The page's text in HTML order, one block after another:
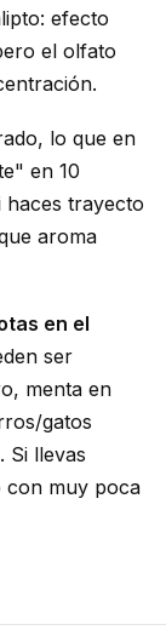
efecto
el olfato
lo que en
en 10
haces trayecto
aroma
en el
ser
menta en
gatos
Si llevas
con muy poca